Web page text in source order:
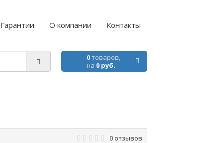
Гарантии О компании Контакты
0товаров,
на 0 руб.
0 отзывов